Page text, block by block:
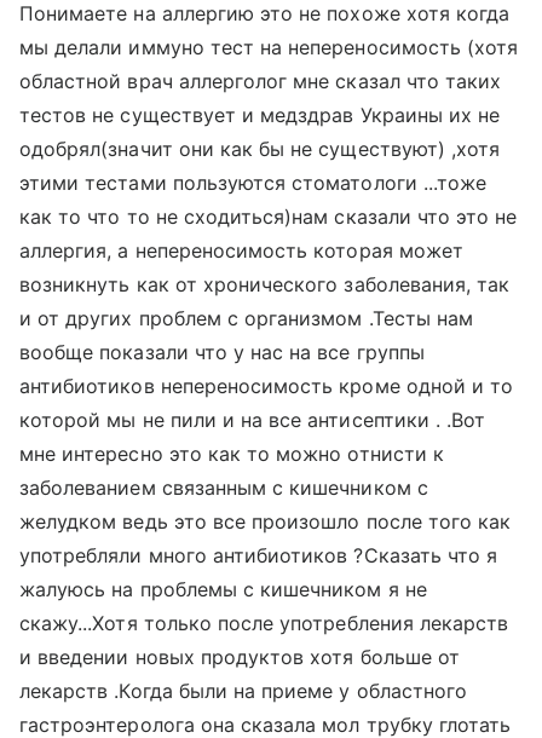
Понимаете на аллергию это не похоже хотя когда
мы делали иммуно тест на непереносимость (хотя
областной врач аллерголог мне сказал что таких
тестов не существует и медздрав Украины их не
одобрял(значит они как бы не существуют) ,хотя
этими тестами пользуются стоматологи ...тоже
как то что то не сходиться)нам сказали что это не
аллергия, а непереносимость которая может
возникнуть как от хронического заболевания, так
и от других проблем с организмом .Тесты нам
вообще показали что у нас на все группы
антибиотиков непереносимость кроме одной и то
которой мы не пили и на все антисептики . .Вот
мне интересно это как то можно отнисти к
заболеванием связанным с кишечником с
желудком ведь это все произошло после того как
употребляли много антибиотиков ?Сказать что я
жалуюсь на проблемы с кишечником я не
скажу...Хотя только после употребления лекарств
и введении новых продуктов хотя больше от
лекарств .Когда были на приеме у областного
гастроэнтеролога она сказала мол трубку глотать